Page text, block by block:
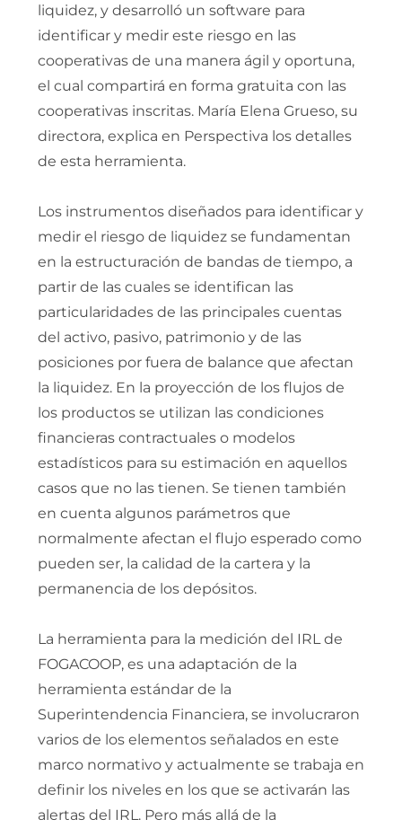
liquidez, y desarrolló un software para
identificar y medir este riesgo en las
cooperativas de una manera ágil y oportuna,
el cual compartirá en forma gratuita con las
cooperativas inscritas. María Elena Grueso, su
directora, explica en Perspectiva los detalles
de esta herramienta.
Los instrumentos diseñados para identificar y
medir el riesgo de liquidez se fundamentan
en la estructuración de bandas de tiempo, a
partir de las cuales se identifican las
particularidades de las principales cuentas
del activo, pasivo, patrimonio y de las
posiciones por fuera de balance que afectan
la liquidez. En la proyección de los flujos de
los productos se utilizan las condiciones
financieras contractuales o modelos
estadísticos para su estimación en aquellos
casos que no las tienen. Se tienen también
en cuenta algunos parámetros que
normalmente afectan el flujo esperado como
pueden ser, la calidad de la cartera y la
permanencia de los depósitos.
La herramienta para la medición del IRL de
FOGACOOP, es una adaptación de la
herramienta estándar de la
Superintendencia Financiera, se involucraron
varios de los elementos señalados en este
marco normativo y actualmente se trabaja en
definir los niveles en los que se activarán las
alertas del IRL. Pero más allá de la